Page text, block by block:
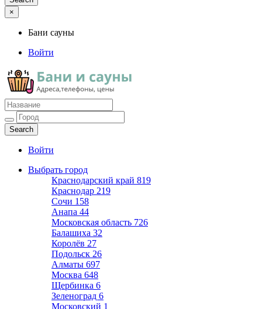
×
Бани сауны
Войти
Бани сауны
Адреса и телефоны
Войти
Выбрать город
Краснодарский край 819
Краснодар 219
Сочи 158
Анапа 44
Московская область 726
Балашиха 32
Королёв 27
Подольск 26
Алматы 697
Москва 648
Щербинка 6
Зеленоград 6
Московский 1